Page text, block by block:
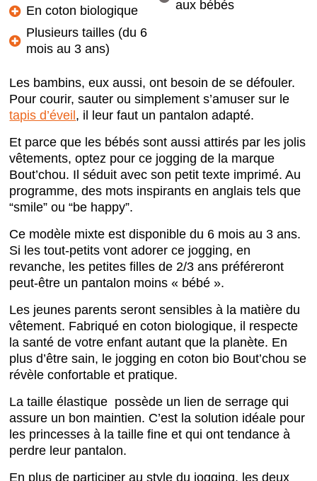
En coton biologique
Plusieurs tailles (du 6
mois au 3 ans)
aux bébés
Les bambins, eux aussi, ont besoin de se défouler.
Pour courir, sauter ou simplement s’amuser sur le
tapis d’éveil, il leur faut un pantalon adapté.
Et parce que les bébés sont aussi attirés par les jolis
vêtements, optez pour ce jogging de la marque
Bout’chou. Il séduit avec son petit texte imprimé. Au
programme, des mots inspirants en anglais tels que
“smile” ou “be happy”.
Ce modèle mixte est disponible du 6 mois au 3 ans.
Si les tout-petits vont adorer ce jogging, en
revanche, les petites filles de 2/3 ans préféreront
peut-être un pantalon moins « bébé ».
Les jeunes parents seront sensibles à la matière du
vêtement. Fabriqué en coton biologique, il respecte
la santé de votre enfant autant que la planète. En
plus d’être sain, le jogging en coton bio Bout’chou se
révèle confortable et pratique.
La taille élastique possède un lien de serrage qui
assure un bon maintien. C’est la solution idéale pour
les princesses à la taille fine et qui ont tendance à
perdre leur pantalon.
En plus de participer au style du jogging, les deux